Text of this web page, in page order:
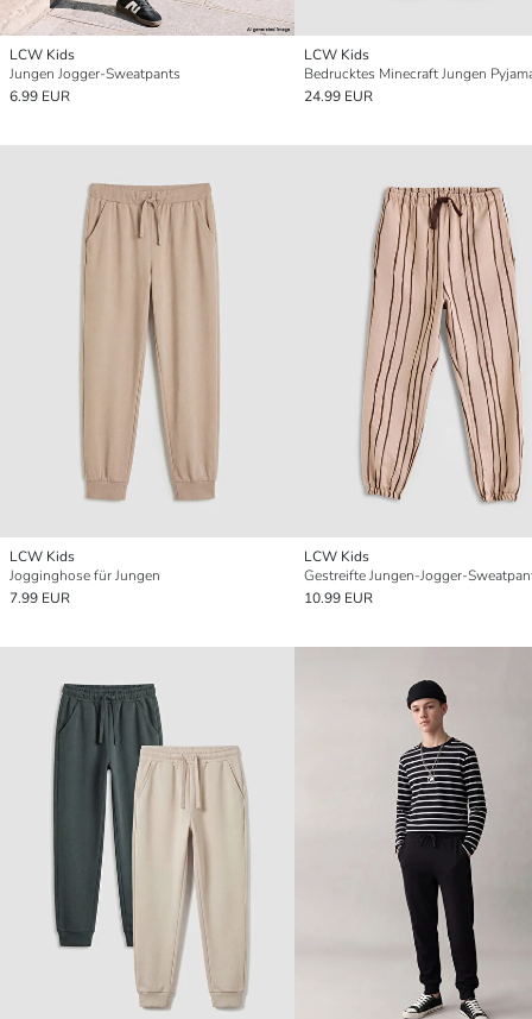
LCW Kids
Jungen Jogger-Sweatpants
6.99 EUR
LCW Kids
Bedrucktes Minecraft Jungen
24.99 EUR
LCW Kids
Jogginghose für Jungen
7.99 EUR
LCW Kids
Gestreifte Jungen-Jogger-
10.99 EUR